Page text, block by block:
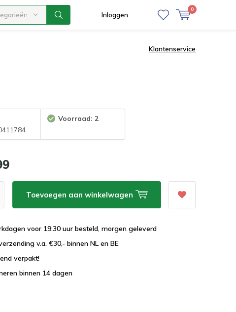
Inloggen
0
Klantenservice
Voorraad: 2
Toevoegen aan winkelwagen
voor 19:30 uur besteld, morgen geleverd
v.a. €30,- binnen NL en BE
verpakt!
binnen 14 dagen